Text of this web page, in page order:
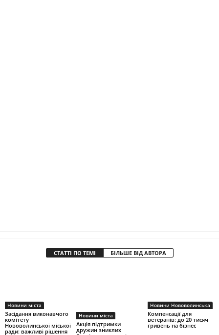
СТАТТІ ПО ТЕМІ БІЛЬШЕ ВІД АВТОРА
Новини міста
Засідання виконавчого
комітету
Нововолинської міської
ради: важливі рішення
Новини міста
Акція підтримки
дружин зниклих
Новини Нововолинська
Компенсації для
ветеранів: до 20 тисяч
гривень на бізнес